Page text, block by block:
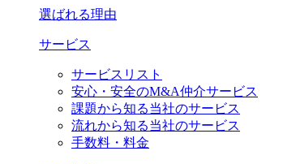
選ばれる理由
サービス
サービスリスト
安心・安全のM&A仲介サービス
課題から知る当社のサービス
流れから知る当社のサービス
手数料・料金